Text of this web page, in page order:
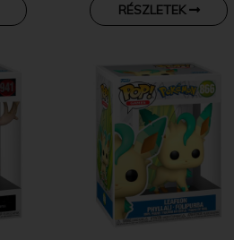
RÉSZLETEK